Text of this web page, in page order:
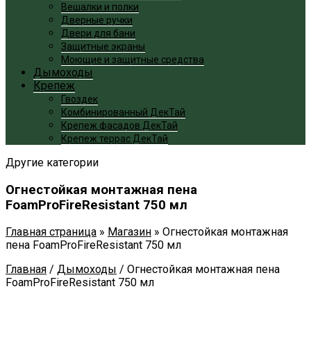
Вешалки и полки
Дверные ручки
Двери для бани
Защитные экраны
Моющие и защитные средства
Дымоходы
Крепеж
Гвоздек
Комбинированный ДекТай
Крепеж фасадов ДекТай
Крепеж террас ДекТай
Другие категории
Огнестойкая монтажная пена
FoamProFireResistant 750 мл
Главная страница » Магазин » Огнестойкая монтажная
пена FoamProFireResistant 750 мл
Главная / Дымоходы / Огнестойкая монтажная пена
FoamProFireResistant 750 мл